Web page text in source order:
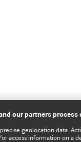
our partners process
precise geolocation data.
access information on a